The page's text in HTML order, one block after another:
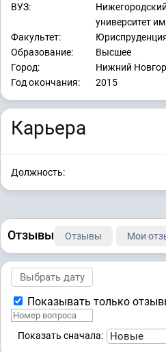
ВУЗ:
университет
Факультет:
Образование:
Высшее
Город:
Нижний
Год окончания:
2015
Карьера
Должность:
Отзывы Отзывы Мои
Показывать только
Показать сначала: